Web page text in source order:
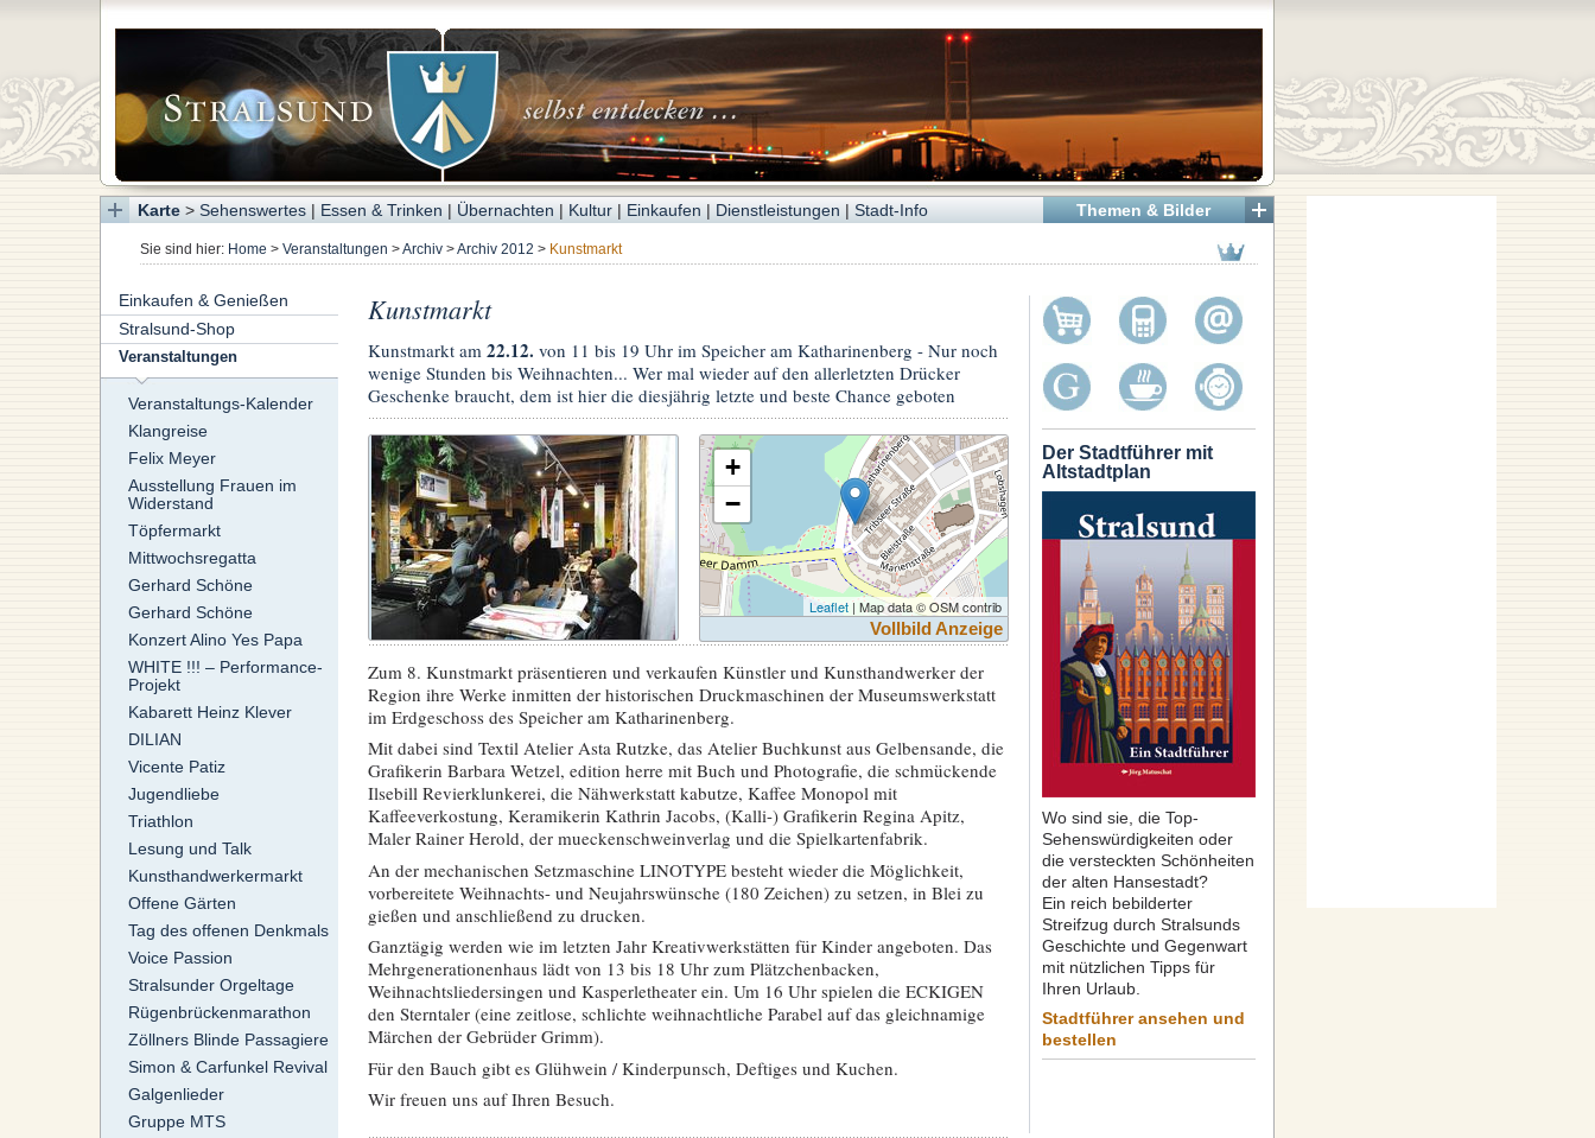
Themen & Bilder
Karte> Sehenswertes| Essen & Trinken | Übernachten | Kultur| Einkaufen | Dienstleistungen | Stadt-Info
Sie sind hier: Home > Veranstaltungen >Archiv>Archiv 2012 > Kunstmarkt
Einkaufen & Genießen
Stralsund-Shop
Veranstaltungen
Veranstaltungs-Kalender
Klangreise
Felix Meyer
Ausstellung Frauen im
Widerstand
Töpfermarkt
Mittwochsregatta
Gerhard Schöne
Gerhard Schöne
Konzert Alino Yes Papa
WHITE !!! – Performance-
Projekt
Kabarett Heinz Klever
DILIAN
Vicente Patiz
Jugendliebe
Triathlon
Lesung und Talk
Kunsthandwerkermarkt
Offene Gärten
Tag des offenen Denkmals
Voice Passion
Stralsunder Orgeltage
Rügenbrückenmarathon
Zöllners Blinde Passagiere
Simon & Carfunkel Revival
Galgenlieder
Gruppe MTS
Der Stadtführer mit
Altstadtplan
Wo sind sie, die Top-
Sehenswürdigkeiten oder
die versteckten Schönheiten
der alten Hansestadt?
Ein reich bebilderter
Streifzug durch Stralsunds
Geschichte und Gegenwart
mit nützlichen Tipps für
Ihren Urlaub.
Stadtführer ansehen und
bestellen
Kunstmarkt
Kunstmarkt am 22.12. von 11 bis 19 Uhr im Speicher am Katharinenberg - Nur noch
wenige Stunden bis Weihnachten... Wer mal wieder auf den allerletzten Drücker
Geschenke braucht, dem ist hier die diesjährig letzte und beste Chance geboten
+
−
Leaflet| Map data © OSM contrib
Vollbild Anzeige
Zum 8. Kunstmarkt präsentieren und verkaufen Künstler und Kunsthandwerker der
Region ihre Werke inmitten der historischen Druckmaschinen der Museumswerkstatt
im Erdgeschoss des Speicher am Katharinenberg.
Mit dabei sind Textil Atelier Asta Rutzke, das Atelier Buchkunst aus Gelbensande, die
Grafikerin Barbara Wetzel, edition herre mit Buch und Photografie, die schmückende
Ilsebill Revierklunkerei, die Nähwerkstatt kabutze, Kaffee Monopol mit
Kaffeeverkostung, Keramikerin Kathrin Jacobs, (Kalli-) Grafikerin Regina Apitz,
Maler Rainer Herold, der mueckenschweinverlag und die Spielkartenfabrik.
An der mechanischen Setzmaschine LINOTYPE besteht wieder die Möglichkeit,
vorbereitete Weihnachts- und Neujahrswünsche (180 Zeichen) zu setzen, in Blei zu
gießen und anschließend zu drucken.
Ganztägig werden wie im letzten Jahr Kreativwerkstätten für Kinder angeboten. Das
Mehrgenerationenhaus lädt von 13 bis 18 Uhr zum Plätzchenbacken,
Weihnachtsliedersingen und Kasperletheater ein. Um 16 Uhr spielen die ECKIGEN
den Sterntaler (eine zeitlose, schlichte weihnachtliche Parabel auf das gleichnamige
Märchen der Gebrüder Grimm).
Für den Bauch gibt es Glühwein / Kinderpunsch, Deftiges und Kuchen.
Wir freuen uns auf Ihren Besuch.